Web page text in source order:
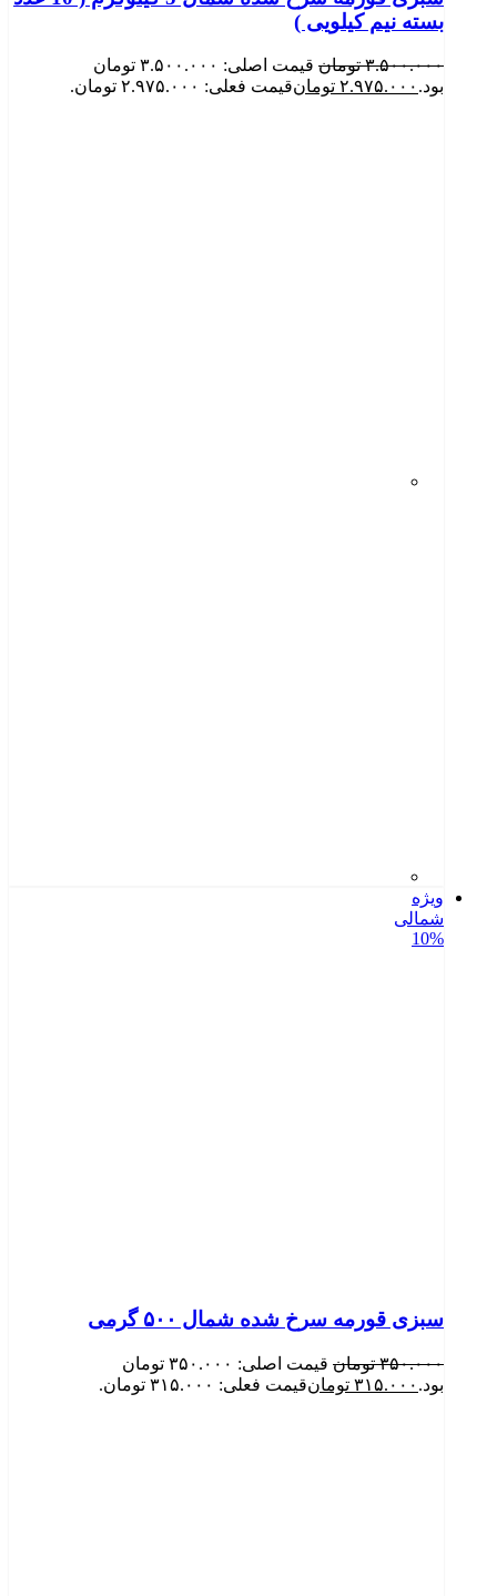
بسته نیم کیلویی )
۳.۵۰۰.۰۰۰ تومان
قیمت اصلی: ۳.۵۰۰.۰۰۰ تومان
بود. ۲.۹۷۵.۰۰۰ تومانقیمت فعلی: ۲.۹۷۵.۰۰۰ تومان.
ویژه
شمالی
10%
سبزی قورمه سرخ شده شمال ۵۰۰ گرمی
۳۵۰.۰۰۰ تومان
قیمت اصلی: ۳۵۰.۰۰۰ تومان
بود. ۳۱۵.۰۰۰ تومانقیمت فعلی: ۳۱۵.۰۰۰ تومان.